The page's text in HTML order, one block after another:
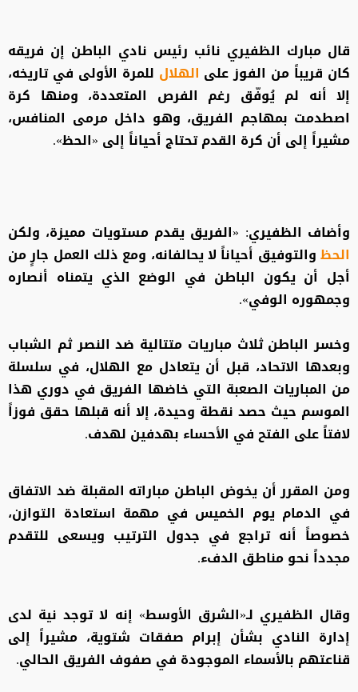
قال مبارك الظفيري نائب رئيس نادي الباطن إن فريقه
كان قريباً من الفوز على الهلال للمرة الأولى في تاريخه،
إلا أنه لم يُوفّق رغم الفرص المتعددة، ومنها كرة
اصطدمت بمهاجم الفريق، وهو داخل مرمى المنافس،
مشيراً إلى أن كرة القدم تحتاج أحياناً إلى «الحظ».
وأضاف الظفيري: «الفريق يقدم مستويات مميزة، ولكن
الحظوالتوفيق أحياناً لا يحالفانه، ومع ذلك العمل جارٍ من
أجل أن يكون الباطن في الوضع الذي يتمناه أنصاره
وجمهوره الوفي».
وخسر الباطن ثلاث مباريات متتالية ضد النصر ثم الشباب
وبعدها الاتحاد، قبل أن يتعادل مع الهلال، في سلسلة
من المباريات الصعبة التي خاضها الفريق في دوري هذا
الموسم حيث حصد نقطة وحيدة، إلا أنه قبلها حقق فوزاً
لافتاً على الفتح في الأحساء بهدفين لهدف.
ومن المقرر أن يخوض الباطن مباراته المقبلة ضد الاتفاق
في الدمام يوم الخميس في مهمة استعادة التوازن،
خصوصاً أنه تراجع في جدول الترتيب ويسعى للتقدم
مجدداً نحو مناطق الدفء.
وقال الظفيري لـ«الشرق الأوسط» إنه لا توجد نية لدى
إدارة النادي بشأن إبرام صفقات شتوية، مشيراً إلى
قناعتهم بالأسماء الموجودة في صفوف الفريق الحالي.